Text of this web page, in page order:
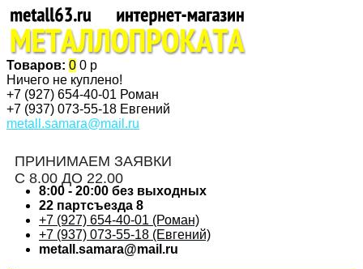
Товаров: 0 0 р
Ничего не куплено!
+7 (927) 654-40-01 Роман
+7 (937) 073-55-18 Евгений
metall.samara@mail.ru
ПРИНИМАЕМ ЗАЯВКИ
С 8.00 ДО 22.00
8:00 - 20:00 без выходных
22 партсъезда 8
+7 (927) 654-40-01 (Роман)
+7 (937) 073-55-18 (Евгений)
metall.samara@mail.ru